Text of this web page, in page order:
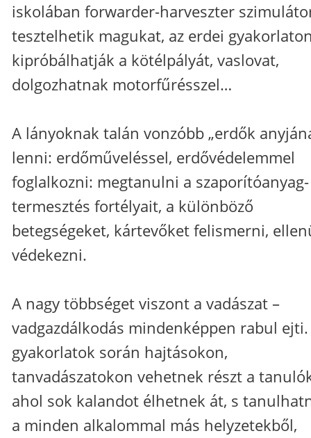
iskolában forwarder-harveszter
tesztelhetik magukat, az erdei
kipróbálhatják a kötélpályát, vaslovat,
dolgozhatnak motorfűrésszel…
A lányoknak talán vonzóbb „erdők
lenni: erdőműveléssel, erdővédelemmel
foglalkozni: megtanulni a szaporítóanyag-
termesztés fortélyait, a különböző
betegségeket, kártevőket felismerni,
védekezni.
A nagy többséget viszont a vadászat –
vadgazdálkodás mindenképpen rabul ejti.
gyakorlatok során hajtásokon,
tanvadászatokon vehetnek részt a
ahol sok kalandot élhetnek át, s
a minden alkalommal más helyzetekből,